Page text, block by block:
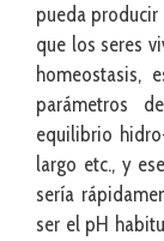
pueda producir
que los seres
homeostasis,
parámetros
equilibrio
largo etc., y
sería
ser el pH